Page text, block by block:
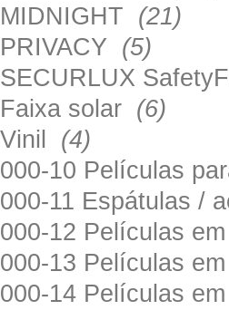
MIDNIGHT (21)
PRIVACY (5)
SECURLUX
Faixa solar (6)
Vinil (4)
000-10 Películas
000-11 Espátulas /
000-12 Películas
000-13 Películas
000-14 Películas